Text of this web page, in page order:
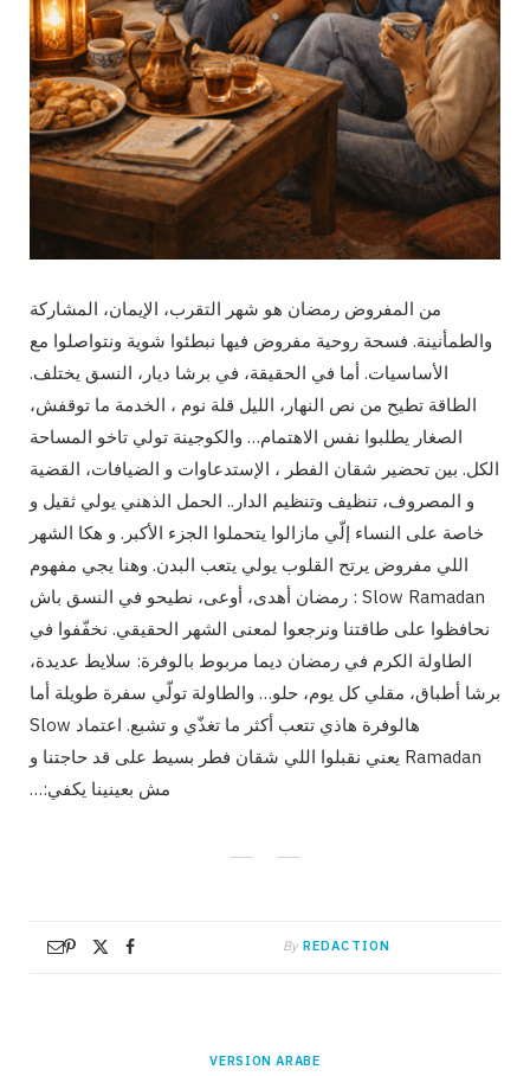
من المفروض رمضان هو شهر التقرب، الإيمان، المشاركة
والطمأنينة. فسحة روحية مفروض فيها نبطئوا شوية ونتواصلوا مع
الأساسيات. أما في الحقيقة، في برشا ديار، النسق يختلف.
الطاقة تطيح من نص النهار، الليل قلة نوم ، الخدمة ما توقفش،
الصغار يطلبوا نفس الاهتمام… والكوجينة تولي تاخو المساحة
الكل. بين تحضير شقان الفطر ، الإستدعاوات و الضيافات، القضية
و المصروف، تنظيف وتنظيم الدار.. الحمل الذهني يولي ثقيل و
خاصة على النساء إلّي مازالوا يتحملوا الجزء الأكبر. و هكا الشهر
اللي مفروض يرتح القلوب يولي يتعب البدن. وهنا يجي مفهوم
Slow Ramadan : رمضان أهدى، أوعى، نطيحو في النسق باش
نحافظوا على طاقتنا ونرجعوا لمعنى الشهر الحقيقي. نخفّفوا في
الطاولة الكرم في رمضان ديما مربوط بالوفرة: سلايط عديدة،
برشا أطباق، مقلي كل يوم، حلو… والطاولة تولّي سفرة طويلة أما
هالوفرة هاذي تتعب أكثر ما تغذّي و تشبع. اعتماد Slow
Ramadan يعني نقبلوا اللي شقان فطر بسيط على قد حاجتنا و
مش بعينينا يكفي:…
By REDACTION
VERSION ARABE